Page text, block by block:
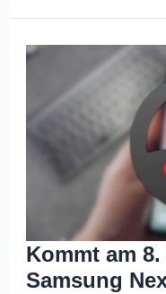
Kommt am
Samsung